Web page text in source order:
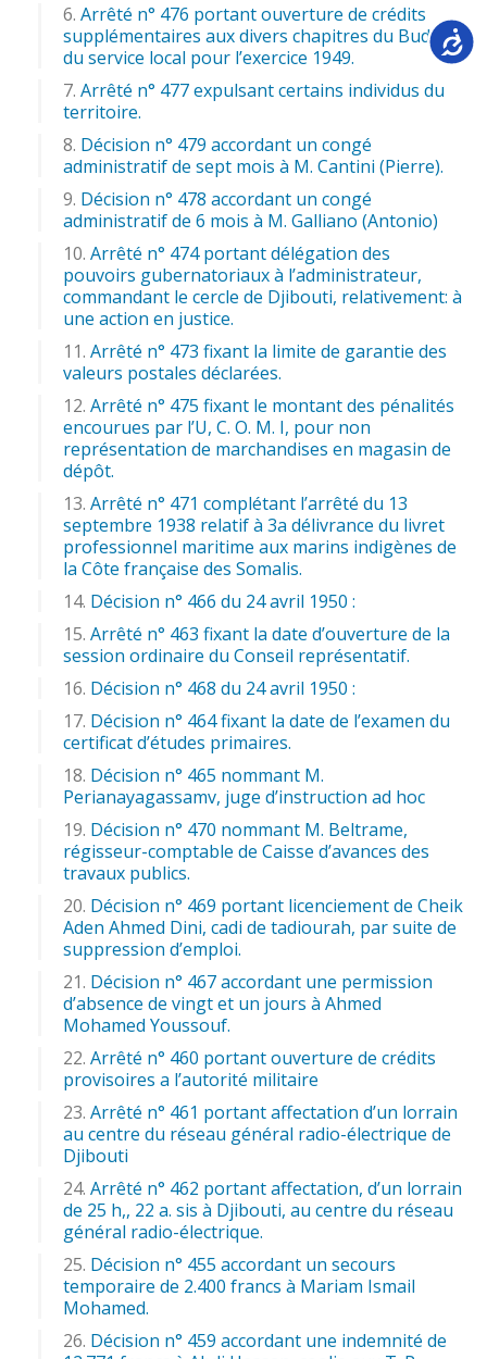
Arrêté n° 476 portant ouverture de crédits
supplémentaires aux divers chapitres du Budget
du service local pour l’exercice 1949.
Arrêté n° 477 expulsant certains individus du
territoire.
Décision n° 479 accordant un congé
administratif de sept mois à M. Cantini (Pierre).
Décision n° 478 accordant un congé
administratif de 6 mois à M. Galliano (Antonio)
Arrêté n° 474 portant délégation des
pouvoirs gubernatoriaux à l’administrateur,
commandant le cercle de Djibouti, relativement: à
une action en justice.
Arrêté n° 473 fixant la limite de garantie des
valeurs postales déclarées.
Arrêté n° 475 fixant le montant des pénalités
encourues par l’U, C. O. M. I, pour non
représentation de marchandises en magasin de
dépôt.
Arrêté n° 471 complétant l’arrêté du 13
septembre 1938 relatif à 3a délivrance du livret
professionnel maritime aux marins indigènes de
la Côte française des Somalis.
Décision n° 466 du 24 avril 1950 :
Arrêté n° 463 fixant la date d’ouverture de la
session ordinaire du Conseil représentatif.
Décision n° 468 du 24 avril 1950 :
Décision n° 464 fixant la date de l’examen du
certificat d’études primaires.
Décision n° 465 nommant M.
Perianayagassamv, juge d’instruction ad hoc
Décision n° 470 nommant M. Beltrame,
régisseur-comptable de Caisse d’avances des
travaux publics.
Décision n° 469 portant licenciement de Cheik
Aden Ahmed Dini, cadi de tadiourah, par suite de
suppression d’emploi.
Décision n° 467 accordant une permission
d’absence de vingt et un jours à Ahmed
Mohamed Youssouf.
Arrêté n° 460 portant ouverture de crédits
provisoires a l’autorité militaire
Arrêté n° 461 portant affectation d’un lorrain
au centre du réseau général radio-électrique de
Djibouti
Arrêté n° 462 portant affectation, d’un lorrain
de 25 h,, 22 a. sis à Djibouti, au centre du réseau
général radio-électrique.
Décision n° 455 accordant un secours
temporaire de 2.400 francs à Mariam Ismail
Mohamed.
Décision n° 459 accordant une indemnité de